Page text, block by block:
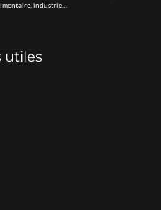
industrie…
utiles